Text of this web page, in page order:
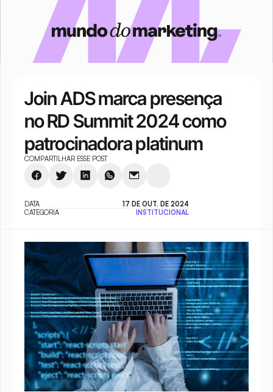
Join ADS marca presença
no RD Summit 2024 como
patrocinadora platinum
COMPARTILHAR ESSE POST
DATA
17 DE OUT. DE 2024
CATEGORIA
INSTITUCIONAL